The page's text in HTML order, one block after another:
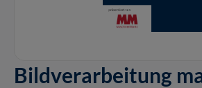
Bildverarbeitung